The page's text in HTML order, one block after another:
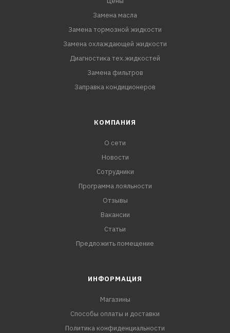
Замена масла
Замена тормозной жидкости
Замена охлаждающей жидкости
Диагностика тех.жидкостей
Замена фильтров
Заправка кондиционеров
КОМПАНИЯ
О сети
Новости
Сотрудники
Программа лояльности
Отзывы
Вакансии
Статьи
Предложить помещение
ИНФОРМАЦИЯ
Магазины
Способы оплаты и доставки
Политика конфиденциальности